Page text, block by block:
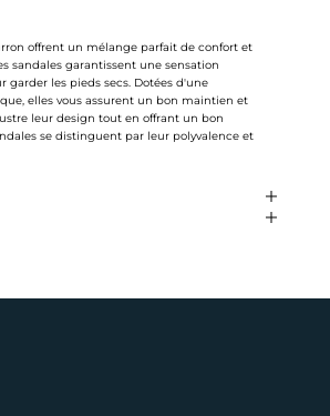
offrent un mélange parfait de confort et
sandales garantissent une sensation
les pieds secs. Dotées d'une
elles vous assurent un bon maintien et
leur design tout en offrant un bon
se distinguent par leur polyvalence et